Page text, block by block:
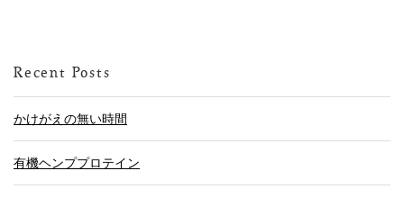
Recent Posts
かけがえの無い時間
有機ヘンププロテイン